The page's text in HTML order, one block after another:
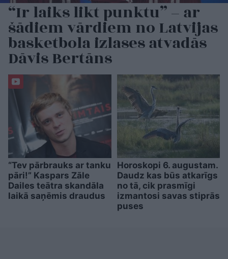
“Ir laiks likt punktu” – ar
šādiem vārdiem no Latvijas
basketbola izlases atvadās
Dāvis Bertāns
“Tev pārbrauks ar tanku
pāri!” Kaspars Zāle
Dailes teātra skandāla
laikā saņēmis draudus
Horoskopi 6. augustam.
Daudz kas būs atkarīgs
no tā, cik prasmīgi
izmantosi savas stiprās
puses